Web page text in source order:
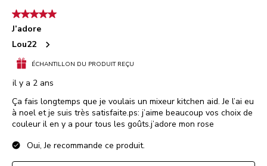
5 étoile(s) sur 5.
J’adore
Lou22
ÉCHANTILLON DU PRODUIT REÇU
il y a 2 ans
Ça fais longtemps que je voulais un mixeur kitchen aid. Je l’ai eu
à noel et je suis très satisfaite.ps: j’aime beaucoup vos choix de
couleur il en y a pour tous les goûts.j’adore mon rose
Oui, Je recommande ce produit.